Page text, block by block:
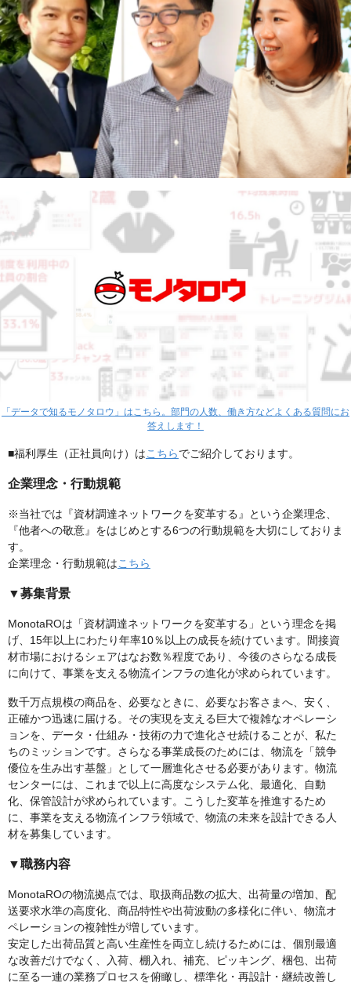
「データで知るモノタロウ」はこちら。部門の人数、働き方などよくある質問にお
答えします！
■福利厚生（正社員向け）はこちらでご紹介しております。
企業理念・行動規範
※当社では『資材調達ネットワークを変革する』という企業理念、
『他者への敬意』をはじめとする6つの行動規範を大切にしておりま
す。
企業理念・行動規範はこちら
▼募集背景
MonotaROは「資材調達ネットワークを変革する」という理念を掲
げ、15年以上にわたり年率10％以上の成長を続けています。間接資
材市場におけるシェアはなお数％程度であり、今後のさらなる成長
に向けて、事業を支える物流インフラの進化が求められています。
数千万点規模の商品を、必要なときに、必要なお客さまへ、安く、
正確かつ迅速に届ける。その実現を支える巨大で複雑なオペレーシ
ョンを、データ・仕組み・技術の力で進化させ続けることが、私た
ちのミッションです。さらなる事業成長のためには、物流を「競争
優位を生み出す基盤」として一層進化させる必要があります。物流
センターには、これまで以上に高度なシステム化、最適化、自動
化、保管設計が求められています。こうした変革を推進するため
に、事業を支える物流インフラ領域で、物流の未来を設計できる人
材を募集しています。
▼職務内容
MonotaROの物流拠点では、取扱商品数の拡大、出荷量の増加、配
送要求水準の高度化、商品特性や出荷波動の多様化に伴い、物流オ
ペレーションの複雑性が増しています。
安定した出荷品質と高い生産性を両立し続けるためには、個別最適
な改善だけでなく、入荷、棚入れ、補充、ピッキング、梱包、出荷
に至る一連の業務プロセスを俯瞰し、標準化・再設計・継続改善し